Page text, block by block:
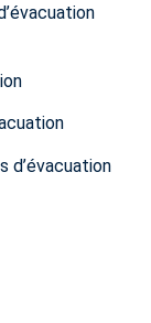
d’évacuation